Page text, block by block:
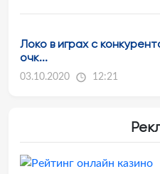
Локо в играх с
очк...
03.10.2020 12:21